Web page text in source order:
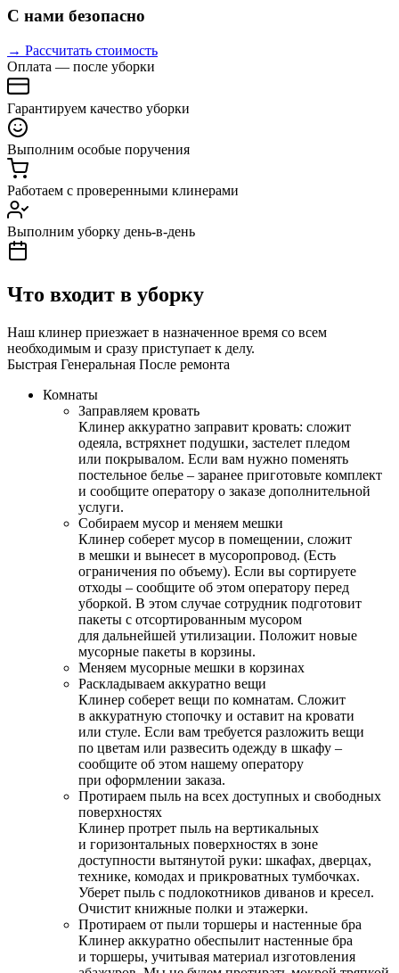
С нами безопасно
→ Рассчитать стоимость
Оплата — после уборки
Гарантируем качество уборки
Выполним особые поручения
Работаем с проверенными клинерами
Выполним уборку день-в-день
Что входит в уборку
Наш клинер приезжает в назначенное время со всем
необходимым и сразу приступает к делу.
Быстрая Генеральная После ремонта
Комнаты
Заправляем кровать
Клинер аккуратно заправит кровать: сложит
одеяла, встряхнет подушки, застелет пледом
или покрывалом. Если вам нужно поменять
постельное белье – заранее приготовьте комплект
и сообщите оператору о заказе дополнительной
услуги.
Собираем мусор и меняем мешки
Клинер соберет мусор в помещении, сложит
в мешки и вынесет в мусоропровод. (Есть
ограничения по объему). Если вы сортируете
отходы – сообщите об этом оператору перед
уборкой. В этом случае сотрудник подготовит
пакеты с отсортированным мусором
для дальнейшей утилизации. Положит новые
мусорные пакеты в корзины.
Меняем мусорные мешки в корзинах
Раскладываем аккуратно вещи
Клинер соберет вещи по комнатам. Сложит
в аккуратную стопочку и оставит на кровати
или стуле. Если вам требуется разложить вещи
по цветам или развесить одежду в шкафу –
сообщите об этом нашему оператору
при оформлении заказа.
Протираем пыль на всех доступных и свободных
поверхностях
Клинер протрет пыль на вертикальных
и горизонтальных поверхностях в зоне
доступности вытянутой руки: шкафах, дверцах,
технике, комодах и прикроватных тумбочках.
Уберет пыль с подлокотников диванов и кресел.
Очистит книжные полки и этажерки.
Протираем от пыли торшеры и настенные бра
Клинер аккуратно обеспылит настенные бра
и торшеры, учитывая материал изготовления